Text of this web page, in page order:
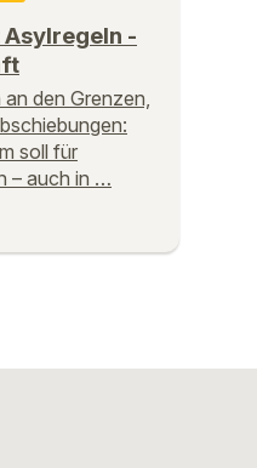
-
den Grenzen,
soll für
– auch in …